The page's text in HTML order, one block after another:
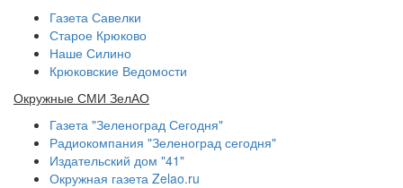
Газета Савелки
Старое Крюково
Наше Силино
Крюковские Ведомости
Окружные СМИ ЗелАО
Газета "Зеленоград Сегодня"
Радиокомпания "Зеленоград сегодня"
Издательский дом "41"
Окружная газета Zelao.ru